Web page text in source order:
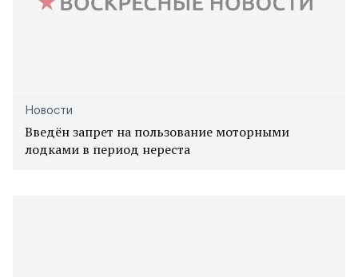
Новости
Введён запрет на пользование моторными
лодками в период нереста